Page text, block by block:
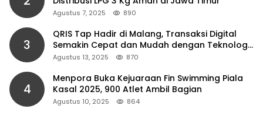
Agustus 7, 2025 890
3
QRIS Tap Hadir di Malang, Transaksi Digital
Semakin Cepat dan Mudah dengan Teknologi
NFC
Agustus 13, 2025 870
4
Menpora Buka Kejuaraan Fin Swimming Piala
Kasal 2025, 900 Atlet Ambil Bagian
Agustus 10, 2025 864